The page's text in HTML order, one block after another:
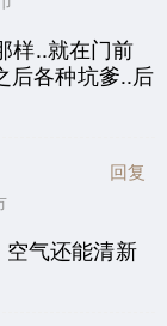
样..就在门前
后各种坑爹..后
回复
气还能清新